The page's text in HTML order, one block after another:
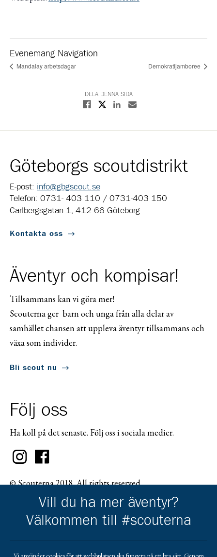
Evenemang Navigation
Mandalay arbetsdagar Demokratijamboree
DELA DENNA SIDA
Dela på Facebook
Dela på XDela på Linkedin
Dela med E-post
Göteborgs scoutdistrikt
E-post: info@gbgscout.se
Telefon: 0731- 403 110 / 0731-403 150
Carlbergsgatan 1, 412 66 Göteborg
Kontakta oss
Äventyr och kompisar!
Tillsammans kan vi göra mer!
Scouterna ger barn och unga från alla delar av
samhället chansen att uppleva äventyr tillsammans och
växa som individer.
Bli scout nu
Följ oss
Ha koll på det senaste. Följ oss i sociala medier.
© Scouterna 2018. All rights reserved.
Vill du ha mer äventyr?
Välkommen till #scouterna